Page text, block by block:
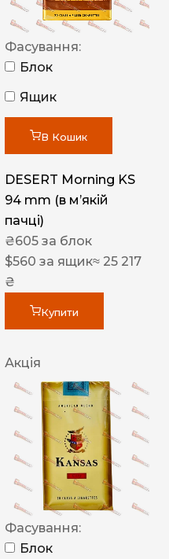
Фасування:
Блок
Ящик
В Кошик
DESERT Morning KS
94 mm (в мʼякій
пачці)
₴605 за блок
$560 за ящик≈ 25 217
₴
Купити
Акція
Фасування:
Блок